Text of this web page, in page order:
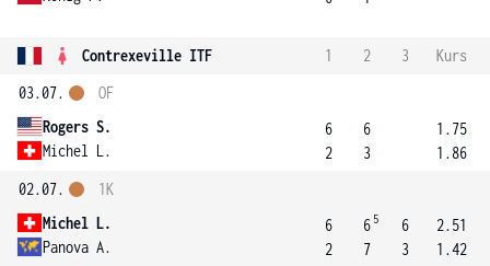
Contrexeville ITF 1 2 3
Kurs
03.07.
Rogers S.
Michel L.
OF
6
2
6
3
1.75
1.86
02.07.
Michel L.
Panova A.
1K
6
2
6 5
7
6
3
2.51
1.42